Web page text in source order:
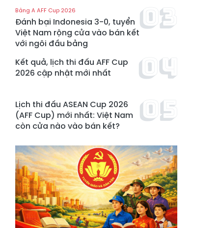
Bảng A AFF Cup 2026
Đánh bại Indonesia 3-0, tuyển
Việt Nam rộng cửa vào bán kết
với ngôi đầu bảng
Kết quả, lịch thi đấu AFF Cup
2026 cập nhật mới nhất
Lịch thi đấu ASEAN Cup 2026
(AFF Cup) mới nhất: Việt Nam
còn cửa nào vào bán kết?